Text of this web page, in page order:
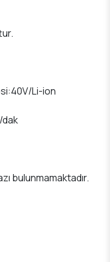
Li-ion
dak
bulunmamaktadır.